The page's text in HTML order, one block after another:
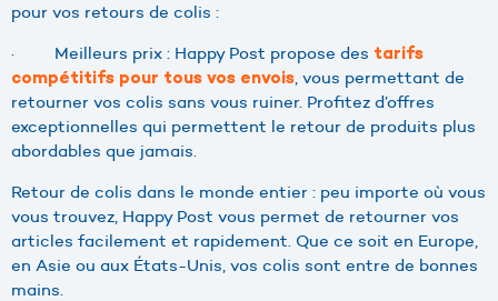
pour vos retours de colis :
· Meilleurs prix : Happy Post propose des tarifs
compétitifs pour tous vos envois, vous permettant de
retourner vos colis sans vous ruiner. Profitez d’offres
exceptionnelles qui permettent le retour de produits plus
abordables que jamais.
Retour de colis dans le monde entier : peu importe où vous
vous trouvez, Happy Post vous permet de retourner vos
articles facilement et rapidement. Que ce soit en Europe,
en Asie ou aux États-Unis, vos colis sont entre de bonnes
mains.